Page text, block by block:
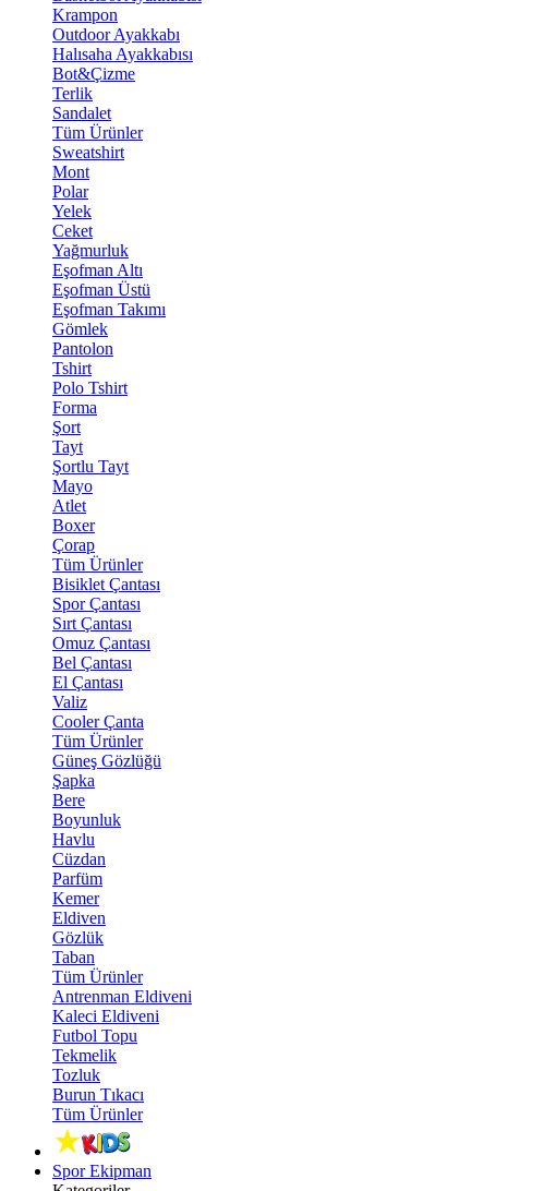
Krampon
Outdoor Ayakkabı
Halısaha Ayakkabısı
Bot&Çizme
Terlik
Sandalet
Tüm Ürünler
Sweatshirt
Mont
Polar
Yelek
Ceket
Yağmurluk
Eşofman Altı
Eşofman Üstü
Eşofman Takımı
Gömlek
Pantolon
Tshirt
Polo Tshirt
Forma
Şort
Tayt
Şortlu Tayt
Mayo
Atlet
Boxer
Çorap
Tüm Ürünler
Bisiklet Çantası
Spor Çantası
Sırt Çantası
Omuz Çantası
Bel Çantası
El Çantası
Valiz
Cooler Çanta
Tüm Ürünler
Güneş Gözlüğü
Şapka
Bere
Boyunluk
Havlu
Cüzdan
Parfüm
Kemer
Eldiven
Gözlük
Taban
Tüm Ürünler
Antrenman Eldiveni
Kaleci Eldiveni
Futbol Topu
Tekmelik
Tozluk
Burun Tıkacı
Tüm Ürünler
Spor Ekipman